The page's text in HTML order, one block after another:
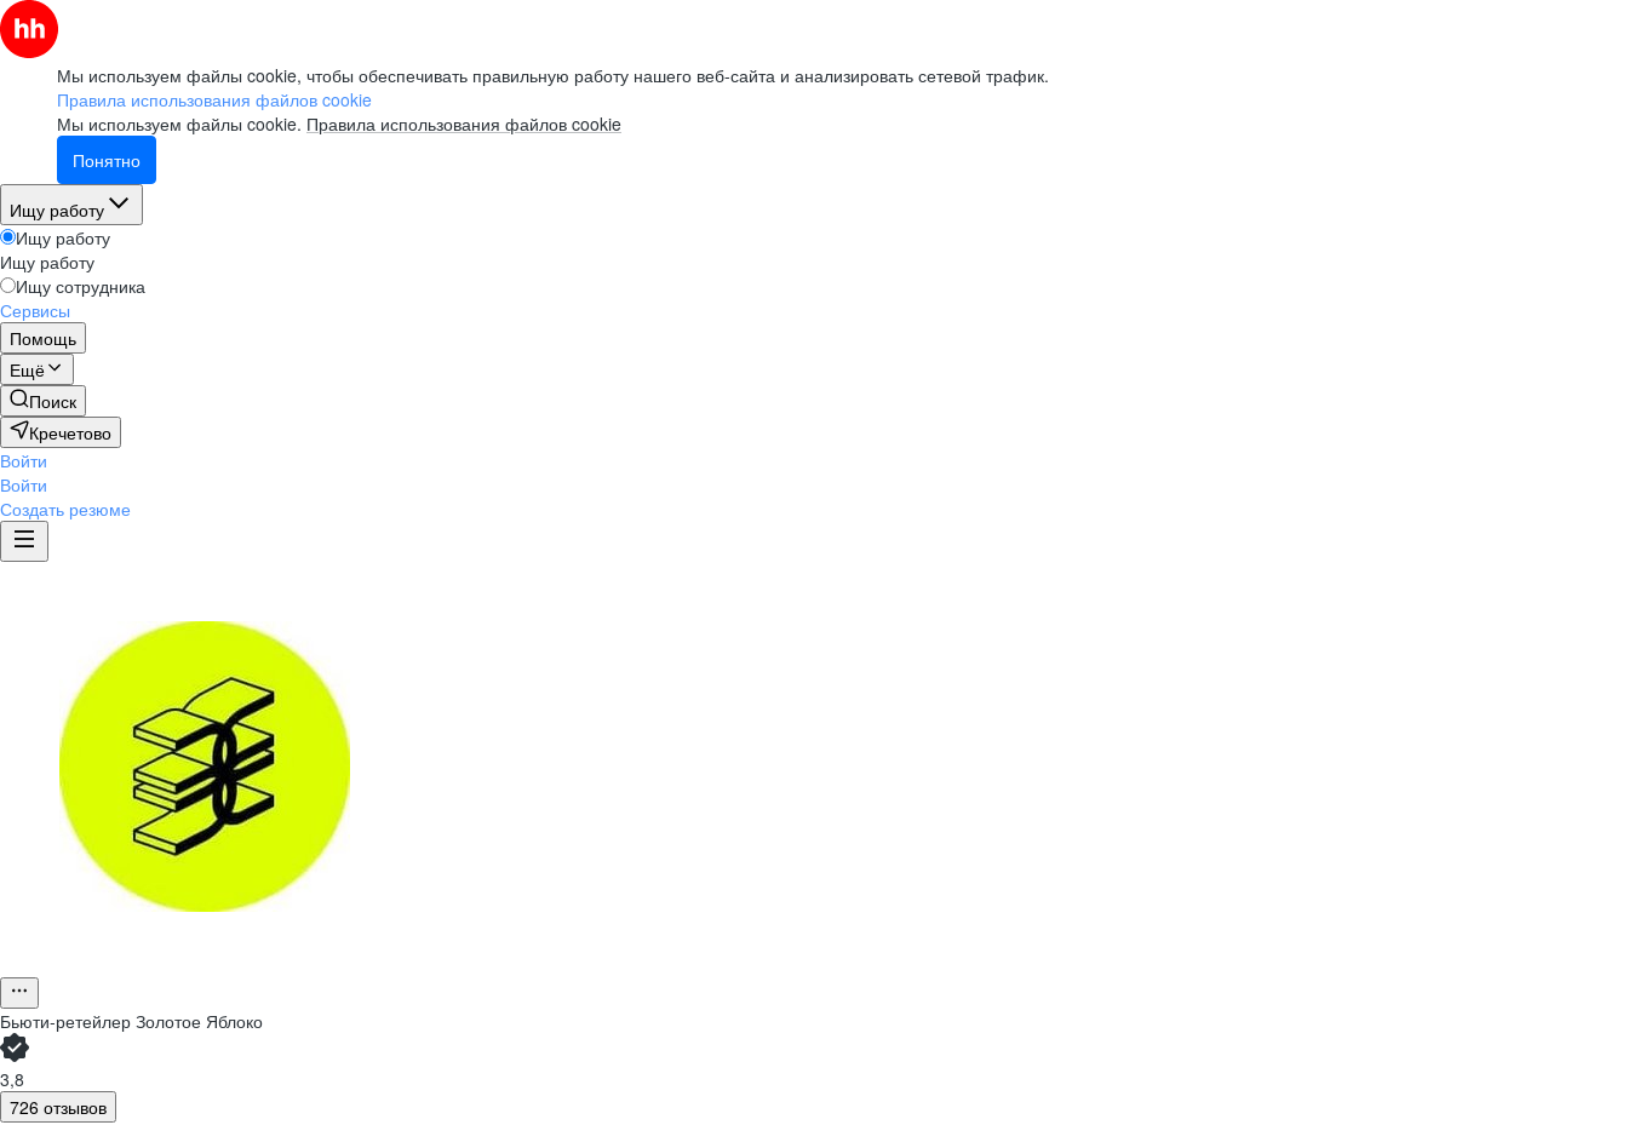
Мы используем файлы cookie, чтобы обеспечивать правильную работу нашего веб-сайта и анализировать сетевой трафик.
Правила использования файлов cookie
Мы используем файлы cookie. Правила использования файлов cookie
Понятно
Ищу работу
Ищу работу
Ищу работу
Ищу сотрудника
Сервисы
Помощь
Ещё
Поиск
Кречетово
Войти
Войти
Создать резюме
Бьюти-ретейлер Золотое Яблоко
3,8
726 отзывов